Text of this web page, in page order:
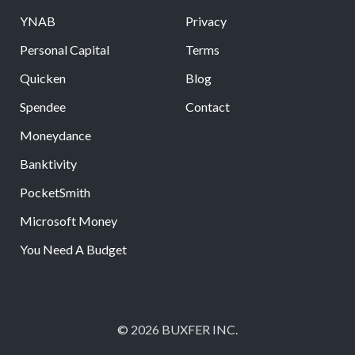
YNAB
Personal Capital
Quicken
Spendee
Moneydance
Banktivity
PocketSmith
Microsoft Money
You Need A Budget
Privacy
Terms
Blog
Contact
© 2026 BUXFER INC.